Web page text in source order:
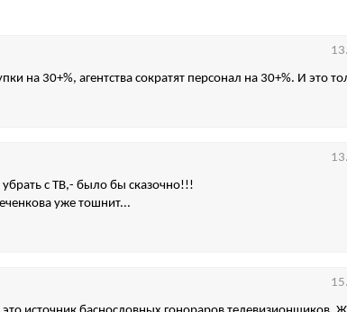
на 30+%, агентства сократят персонал на 30+%. И это
с ТВ,- было бы сказочно!!!
уже тошнит...